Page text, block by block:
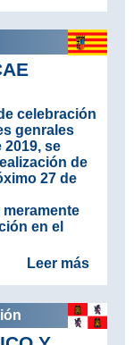
celebración
genrales
2019, se
de
27 de
meramente
en el
Leer más